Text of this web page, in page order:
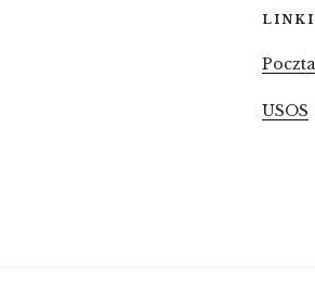
LINKI
USOS